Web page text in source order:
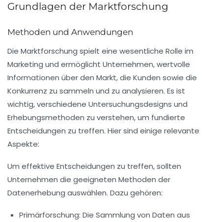
Grundlagen der Marktforschung
Methoden und Anwendungen
Die Marktforschung spielt eine wesentliche Rolle im
Marketing und ermöglicht Unternehmen, wertvolle
Informationen über den Markt, die Kunden sowie die
Konkurrenz zu sammeln und zu analysieren. Es ist
wichtig, verschiedene Untersuchungsdesigns und
Erhebungsmethoden zu verstehen, um fundierte
Entscheidungen zu treffen. Hier sind einige relevante
Aspekte:
Um effektive Entscheidungen zu treffen, sollten
Unternehmen die geeigneten Methoden der
Datenerhebung auswählen. Dazu gehören:
Primärforschung: Die Sammlung von Daten aus